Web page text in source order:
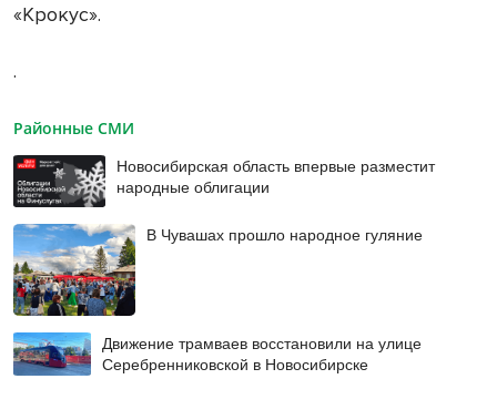
«Крокус».
.
Районные СМИ
Новосибирская область впервые разместит
народные облигации
В Чувашах прошло народное гуляние
Движение трамваев восстановили на улице
Серебренниковской в Новосибирске